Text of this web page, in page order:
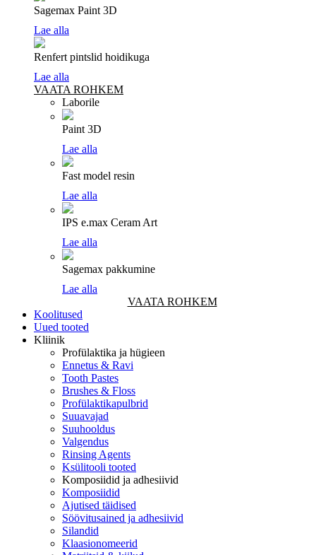
Sagemax Paint 3D
Lae alla
Renfert pintslid hoidikuga
Lae alla
VAATA ROHKEM
Laborile
Paint 3D
Lae alla
Fast model resin
Lae alla
IPS e.max Ceram Art
Lae alla
Sagemax pakkumine
Lae alla
VAATA ROHKEM
Koolitused
Uued tooted
Kliinik
Profülaktika ja hügieen
Ennetus & Ravi
Tooth Pastes
Brushes & Floss
Profülaktikapulbrid
Suuavajad
Suuhooldus
Valgendus
Rinsing Agents
Ksülitooli tooted
Komposiidid ja adhesiivid
Komposiidid
Ajutised täidised
Söövitusained ja adhesiivid
Silandid
Klaasionomeerid